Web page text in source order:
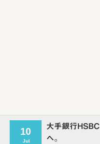
10
Jul
大手銀行
へ。